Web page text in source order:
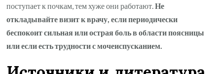
поступает к почкам, тем хуже они работают.Не
откладывайте визит к врачу, если периодически
беспокоит сильная или острая боль в области поясницы
или если есть трудности с мочеиспусканием.